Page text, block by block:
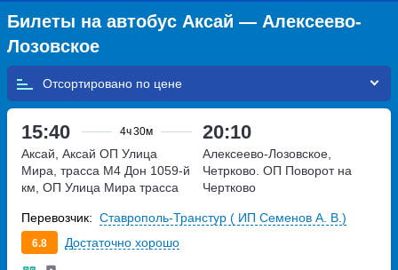
Билеты на автобус Аксай — Алексеево-
Лозовское
Отсортировано по
15:40 4ч30м 20:10
Аксай, Аксай ОП Улица
Мира, трасса М4 Дон 1059-й
км, ОП Улица Мира трасса
Мира
Алексеево-Лозовское,
Четрково. ОП Поворот на
Чертково
6.8 Достаточно хорошо
Перевозчик: Ставрополь-Транстур ( ИП Семенов А. В.)